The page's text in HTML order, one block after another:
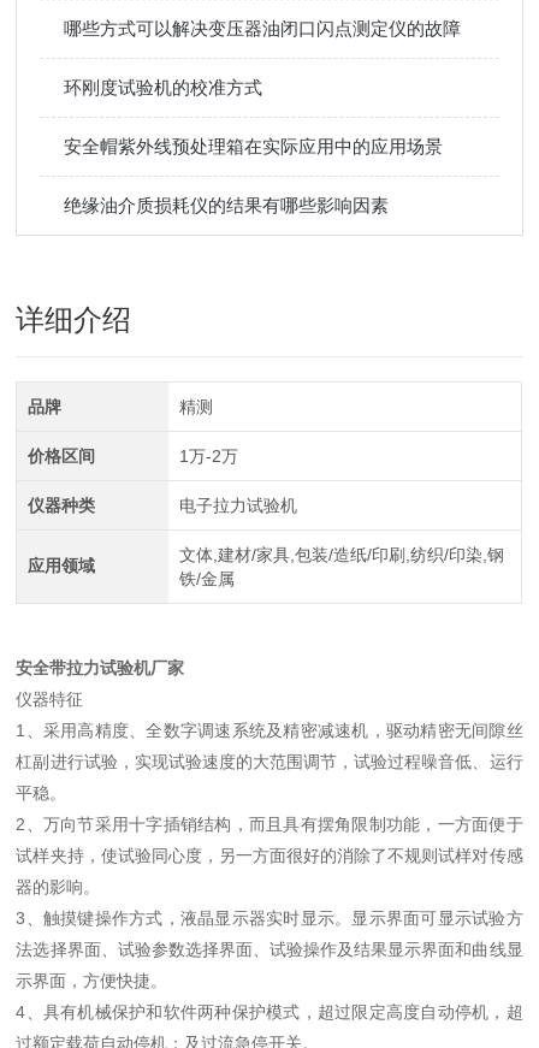
哪些方式可以解决变压器油闭口闪点测定仪的故障
环刚度试验机的校准方式
安全帽紫外线预处理箱在实际应用中的应用场景
绝缘油介质损耗仪的结果有哪些影响因素
详细介绍
品牌 精测
价格区间 1万-2万
仪器种类 电子拉力试验机
应用领域
文体,建材/家具,包装/造纸/印刷,纺织/印染,钢
铁/金属
安全带拉力试验机厂家
仪器特征
1、采用高精度、全数字调速系统及精密减速机，驱动精密无间隙丝
杠副进行试验，实现试验速度的大范围调节，试验过程噪音低、运行
平稳。
2、万向节采用十字插销结构，而且具有摆角限制功能，一方面便于
试样夹持，使试验同心度，另一方面很好的消除了不规则试样对传感
器的影响。
3、触摸键操作方式，液晶显示器实时显示。显示界面可显示试验方
法选择界面、试验参数选择界面、试验操作及结果显示界面和曲线显
示界面，方便快捷。
4、具有机械保护和软件两种保护模式，超过限定高度自动停机，超
过额定载荷自动停机；及过流急停开关。